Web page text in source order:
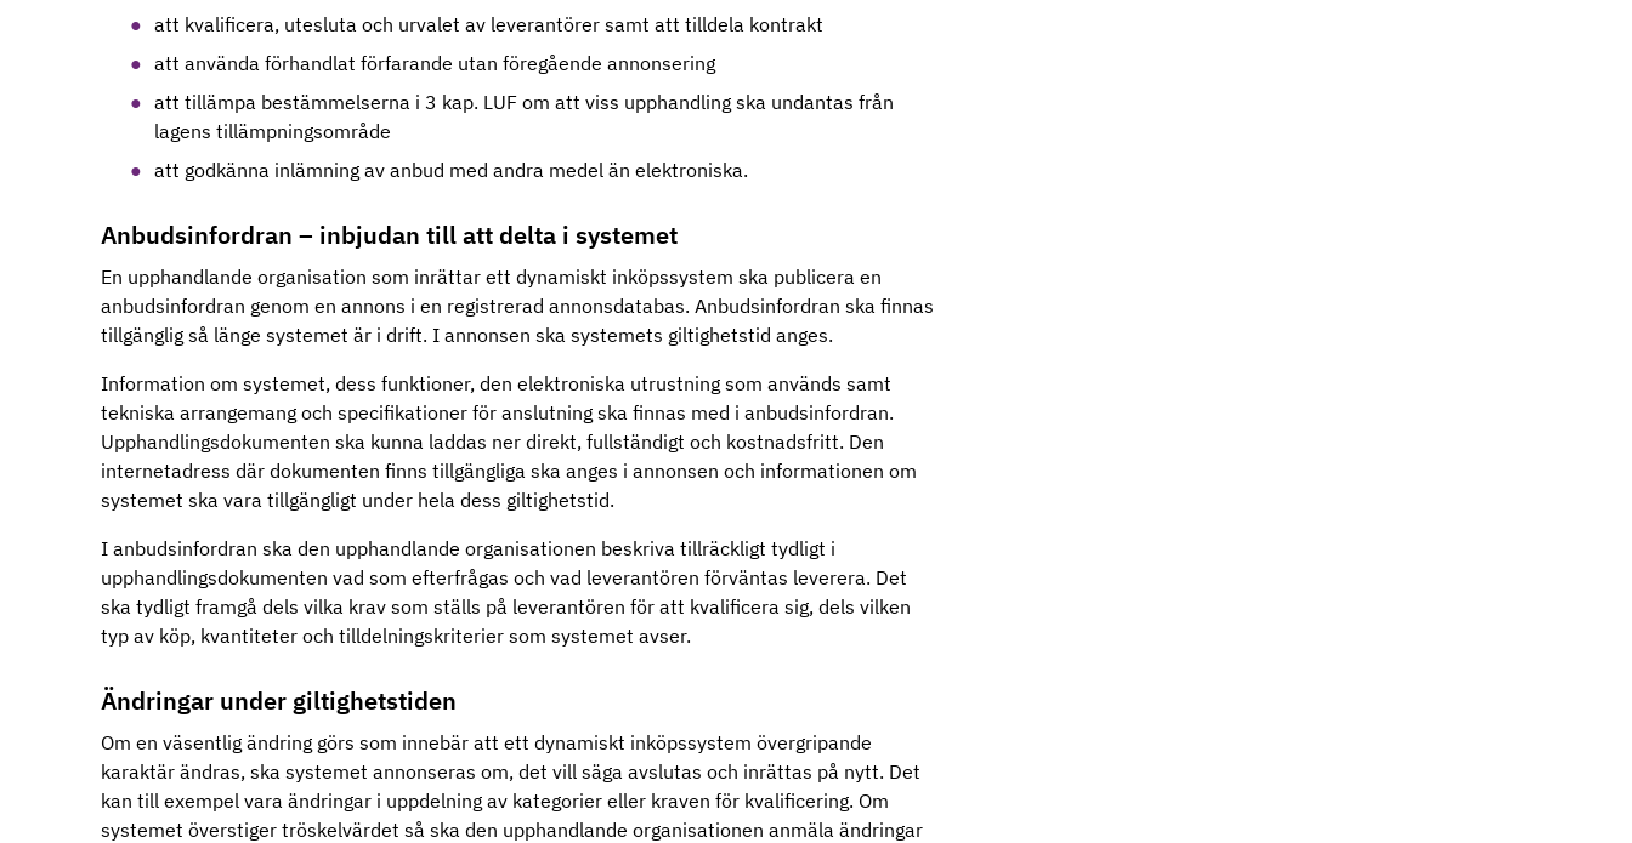
att kvalificera, utesluta och urvalet av leverantörer samt att tilldela kontrakt
att använda förhandlat förfarande utan föregående annonsering
att tillämpa bestämmelserna i 3 kap. LUF om att viss upphandling ska undantas från
lagens tillämpningsområde
att godkänna inlämning av anbud med andra medel än elektroniska.
Anbudsinfordran – inbjudan till att delta i systemet
En upphandlande organisation som inrättar ett dynamiskt inköpssystem ska publicera en
anbudsinfordran genom en annons i en registrerad annonsdatabas. Anbudsinfordran ska finnas
tillgänglig så länge systemet är i drift. I annonsen ska systemets giltighetstid anges.
Information om systemet, dess funktioner, den elektroniska utrustning som används samt
tekniska arrangemang och specifikationer för anslutning ska finnas med i anbudsinfordran.
Upphandlingsdokumenten ska kunna laddas ner direkt, fullständigt och kostnadsfritt. Den
internetadress där dokumenten finns tillgängliga ska anges i annonsen och informationen om
systemet ska vara tillgängligt under hela dess giltighetstid.
I anbudsinfordran ska den upphandlande organisationen beskriva tillräckligt tydligt i
upphandlingsdokumenten vad som efterfrågas och vad leverantören förväntas leverera. Det
ska tydligt framgå dels vilka krav som ställs på leverantören för att kvalificera sig, dels vilken
typ av köp, kvantiteter och tilldelningskriterier som systemet avser.
Ändringar under giltighetstiden
Om en väsentlig ändring görs som innebär att ett dynamiskt inköpssystem övergripande
karaktär ändras, ska systemet annonseras om, det vill säga avslutas och inrättas på nytt. Det
kan till exempel vara ändringar i uppdelning av kategorier eller kraven för kvalificering. Om
systemet överstiger tröskelvärdet så ska den upphandlande organisationen anmäla ändringar